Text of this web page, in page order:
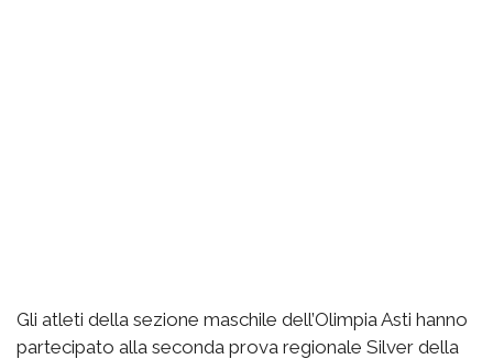
Gli atleti della sezione maschile dell’Olimpia Asti hanno
partecipato alla seconda prova regionale Silver della